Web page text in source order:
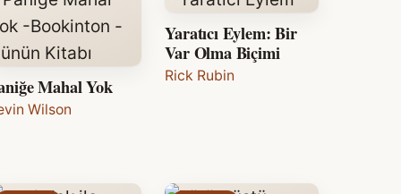
Mahal Yok
Wilson
Yaratıcı Eylem: Bir
Var Olma Biçimi
Rick Rubin